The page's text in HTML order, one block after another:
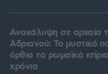
Ανακάλυψη σε αρχαία
Αδριανού: Το μυστικό
όρθια τα ρωμαϊκά
χρόνια